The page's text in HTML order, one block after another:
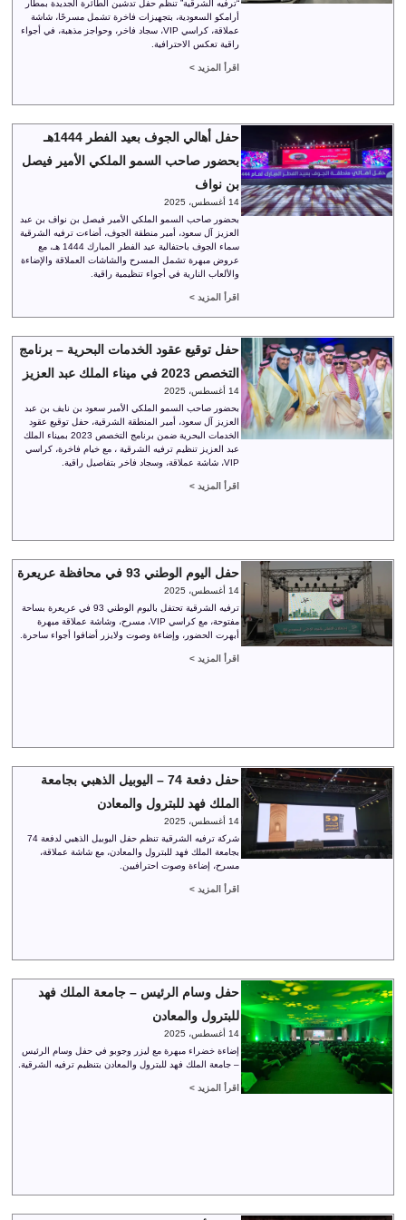
“ترفيه الشرقية” تنظم حفل تدشين الطائرة الجديدة بمطار
أرامكو السعودية، بتجهيزات فاخرة تشمل مسرحًا، شاشة
عملاقة، كراسي VIP، سجاد فاخر، وحواجز مذهبة، في أجواء
راقية تعكس الاحترافية.
اقرأ المزيد >
حفل أهالي الجوف بعيد الفطر 1444هـ
بحضور صاحب السمو الملكي الأمير فيصل
بن نواف
14 أغسطس، 2025
بحضور صاحب السمو الملكي الأمير فيصل بن نواف بن عبد
العزيز آل سعود، أمير منطقة الجوف، أضاءت ترفيه الشرقية
سماء الجوف باحتفالية عيد الفطر المبارك 1444 هـ، مع
عروض مبهرة تشمل المسرح والشاشات العملاقة والإضاءة
والألعاب النارية في أجواء تنظيمية راقية.
اقرأ المزيد >
حفل توقيع عقود الخدمات البحرية – برنامج
التخصص 2023 في ميناء الملك عبد العزيز
14 أغسطس، 2025
بحضور صاحب السمو الملكي الأمير سعود بن نايف بن عبد
العزيز آل سعود، أمير المنطقة الشرقية، حفل توقيع عقود
الخدمات البحرية ضمن برنامج التخصص 2023 بميناء الملك
عبد العزيز تنظيم ترفيه الشرقية ، مع خيام فاخرة، كراسي
VIP، شاشة عملاقة، وسجاد فاخر بتفاصيل راقية.
اقرأ المزيد >
حفل اليوم الوطني 93 في محافظة عريعرة
14 أغسطس، 2025
ترفيه الشرقية تحتفل باليوم الوطني 93 في عريعرة بساحة
مفتوحة، مع كراسي VIP، مسرح، وشاشة عملاقة مبهرة
أبهرت الحضور، وإضاءة وصوت ولايزر أضافوا أجواء ساحرة.
اقرأ المزيد >
حفل دفعة 74 – اليوبيل الذهبي بجامعة
الملك فهد للبترول والمعادن
14 أغسطس، 2025
شركة ترفيه الشرقية تنظم حفل اليوبيل الذهبي لدفعة 74
بجامعة الملك فهد للبترول والمعادن، مع شاشة عملاقة،
مسرح، إضاءة وصوت احترافيين.
اقرأ المزيد >
حفل وسام الرئيس – جامعة الملك فهد
للبترول والمعادن
14 أغسطس، 2025
إضاءة خضراء مبهرة مع ليزر وجوبو في حفل وسام الرئيس
– جامعة الملك فهد للبترول والمعادن بتنظيم ترفيه الشرقية.
اقرأ المزيد >